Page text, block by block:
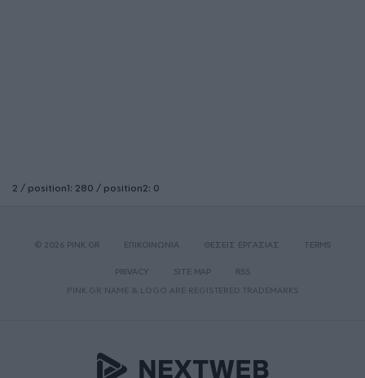
2 / position1: 280 / position2: 0
© 2026 PINK.GR ΕΠΙΚΟΙΝΩΝΙΑ ΘΕΣΕΙΣ ΕΡΓΑΣΙΑΣ TERMS
PRIVACY SITE MAP
RSS
PINK.GR NAME & LOGO ARE REGISTERED TRADEMARKS